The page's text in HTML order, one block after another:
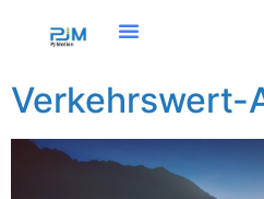
Verkehrswert-